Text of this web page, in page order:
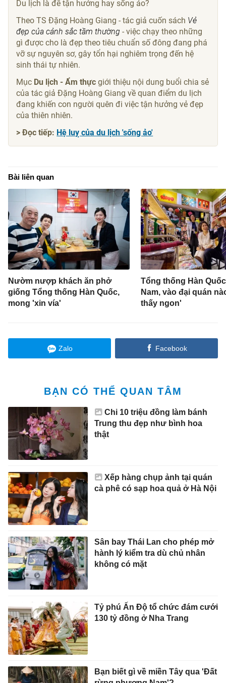
Du lịch là để tận hưởng hay sống ảo?
Theo TS Đặng Hoàng Giang - tác giả cuốn sách Vẻ
đẹp của cảnh sắc tầm thường - việc chạy theo những
gì được cho là đẹp theo tiêu chuẩn số đông đang phá
vỡ sự nguyên sơ, gây tổn hại nghiêm trọng đến hệ
sinh thái tự nhiên.
Mục Du lịch - Ẩm thựcgiới thiệu nội dung buổi chia sẻ
của tác giả Đặng Hoàng Giang về quan điểm du lịch
đang khiến con người quên đi việc tận hưởng vẻ đẹp
của thiên nhiên.
> Đọc tiếp: Hệ luỵ của du lịch 'sống ảo'
Bài liên quan
Nườm nượp khách ăn phở
giống Tổng thống Hàn Quốc,
mong 'xin vía'
Tổng thống Hàn
Nam, vào đại quán
thấy ngon'
Zalo Facebook
BẠN CÓ THỂ QUAN TÂM
Chi 10 triệu đồng làm bánh
Trung thu đẹp như bình hoa
thật
Xếp hàng chụp ảnh tại quán
cà phê có sạp hoa quả ở Hà Nội
Sân bay Thái Lan cho phép mở
hành lý kiểm tra dù chủ nhân
không có mặt
Tỷ phú Ấn Độ tổ chức đám cưới
130 tỷ đồng ở Nha Trang
Bạn biết gì về miền Tây qua 'Đất